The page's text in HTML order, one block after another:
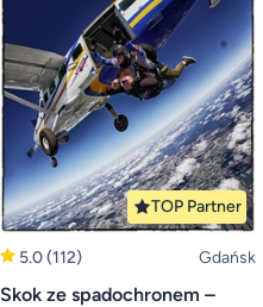
TOP Partner
5.0(112) Gdańsk
Skok ze spadochronem –